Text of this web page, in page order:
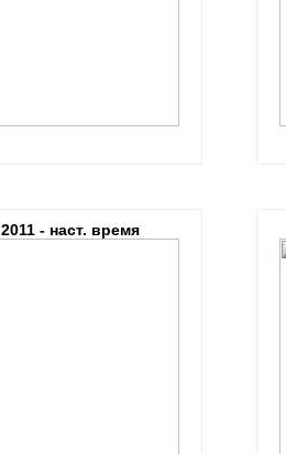
2011 - наст. время